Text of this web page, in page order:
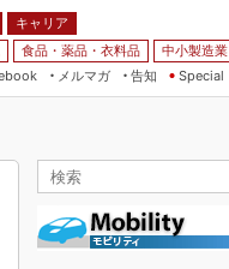
キャリア
食品・薬品・衣料品
中小製造業
メルマガ
告知 Special